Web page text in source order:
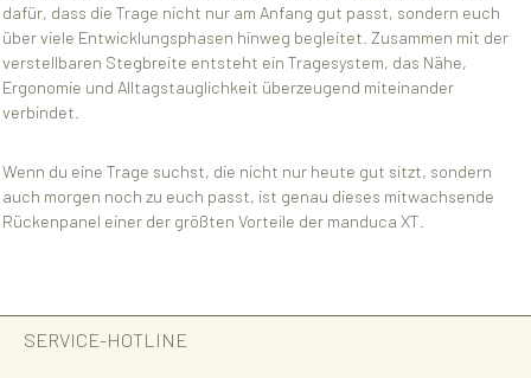
dafür, dass die Trage nicht nur am Anfang gut passt, sondern euch
über viele Entwicklungsphasen hinweg begleitet. Zusammen mit der
verstellbaren Stegbreite entsteht ein Tragesystem, das Nähe,
Ergonomie und Alltagstauglichkeit überzeugend miteinander
verbindet.
Wenn du eine Trage suchst, die nicht nur heute gut sitzt, sondern
auch morgen noch zu euch passt, ist genau dieses mitwachsende
Rückenpanel einer der größten Vorteile der manduca XT.
SERVICE-HOTLINE